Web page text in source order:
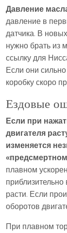
Давление
давление в
датчика. В
нужно брать из
ссылку для
Если они
коробку скоро
Ездовые
Если при
двигателя
изменяется
плавном
расти. Если
оборотов
При плавном